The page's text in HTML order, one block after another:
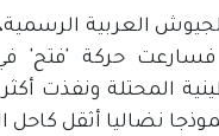
1967 هزمت إسرائيل الجيوش
حركة 'فتح'
نضاليا أثقل كاحل